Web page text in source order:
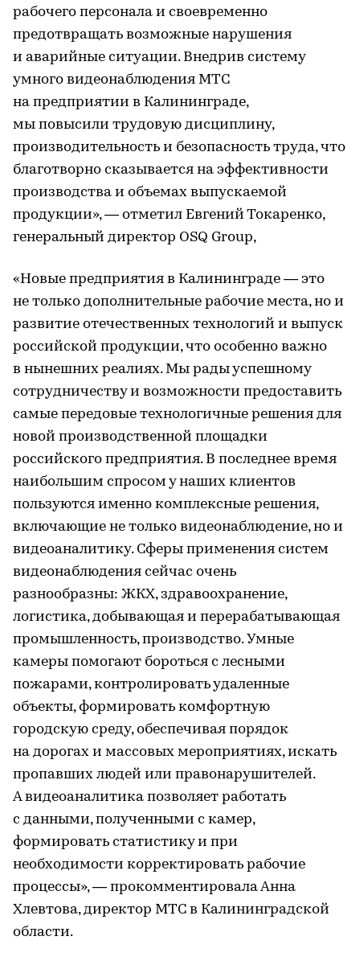
рабочего персонала и своевременно
предотвращать возможные нарушения
и аварийные ситуации. Внедрив систему
умного видеонаблюдения МТС
на предприятии в Калининграде,
мы повысили трудовую дисциплину,
производительность и безопасность труда, что
благотворно сказывается на эффективности
производства и объемах выпускаемой
продукции», — отметил Евгений Токаренко,
генеральный директор OSQ Group,
«Новые предприятия в Калининграде — это
не только дополнительные рабочие места, но и
развитие отечественных технологий и выпуск
российской продукции, что особенно важно
в нынешних реалиях. Мы рады успешному
сотрудничеству и возможности предоставить
самые передовые технологичные решения для
новой производственной площадки
российского предприятия. В последнее время
наибольшим спросом у наших клиентов
пользуются именно комплексные решения,
включающие не только видеонаблюдение, но и
видеоаналитику. Сферы применения систем
видеонаблюдения сейчас очень
разнообразны: ЖКХ, здравоохранение,
логистика, добывающая и перерабатывающая
промышленность, производство. Умные
камеры помогают бороться с лесными
пожарами, контролировать удаленные
объекты, формировать комфортную
городскую среду, обеспечивая порядок
на дорогах и массовых мероприятиях, искать
пропавших людей или правонарушителей.
А видеоаналитика позволяет работать
с данными, полученными с камер,
формировать статистику и при
необходимости корректировать рабочие
процессы», — прокомментировала Анна
Хлевтова, директор МТС в Калининградской
области.